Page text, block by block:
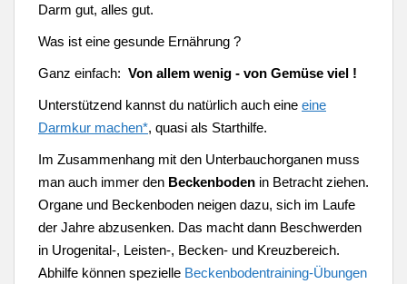
Darm gut, alles gut.
Was ist eine gesunde Ernährung ?
Ganz einfach: Von allem wenig - von Gemüse viel !
Unterstützend kannst du natürlich auch eine eine
Darmkur machen*, quasi als Starthilfe.
Im Zusammenhang mit den Unterbauchorganen muss
man auch immer den Beckenboden in Betracht ziehen.
Organe und Beckenboden neigen dazu, sich im Laufe
der Jahre abzusenken. Das macht dann Beschwerden
in Urogenital-, Leisten-, Becken- und Kreuzbereich.
Abhilfe können spezielle Beckenbodentraining-Übungen